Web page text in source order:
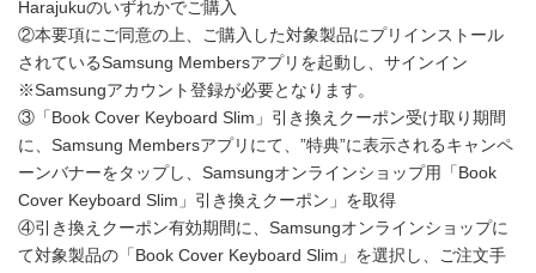
Harajukuのいずれかでご購入
②本要項にご同意の上、ご購入した対象製品にプリインストール
されているSamsung Membersアプリを起動し、サインイン
※Samsungアカウント登録が必要となります。
③「Book Cover Keyboard Slim」引き換えクーポン受け取り期間
に、Samsung Membersアプリにて、”特典”に表示されるキャンペ
ーンバナーをタップし、Samsungオンラインショップ用「Book
Cover Keyboard Slim」引き換えクーポン」を取得
④引き換えクーポン有効期間に、Samsungオンラインショップに
て対象製品の「Book Cover Keyboard Slim」を選択し、ご注文手